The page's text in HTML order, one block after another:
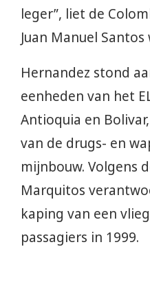
leger”, liet de
Juan Manuel
Hernandez stond
eenheden van het
Antioquia en
van de drugs- en
mijnbouw. Volgens
Marquitos
kaping van een
passagiers in 1999.